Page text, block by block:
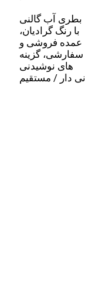
بطری آب گالنی
با رنگ گرادیان،
عمده فروشی و
سفارشی، گزینه
های نوشیدنی
نی دار / مستقیم